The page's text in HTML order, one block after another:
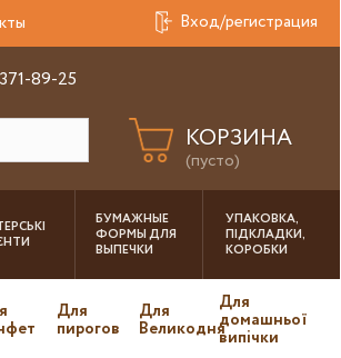
Вход/регистрация
89-25
КОРЗИНА
(пусто)
БУМАЖНЫЕ
ФОРМЫ ДЛЯ
ВЫПЕЧКИ
УПАКОВКА,
ПІДКЛАДКИ,
КОРОБКИ
Для
пирогов
Для
Великодня
Для
домашньої
випічки